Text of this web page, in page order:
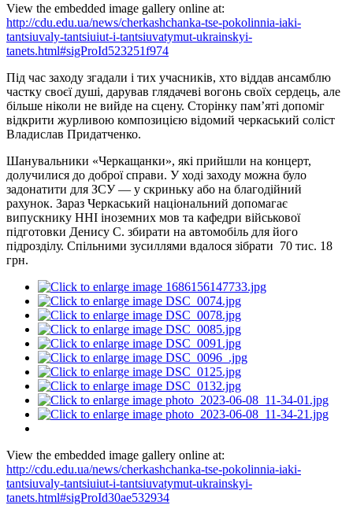
View the embedded image gallery online at:
http://cdu.edu.ua/news/cherkashchanka-tse-pokolinnia-iaki-
tantsiuvaly-tantsiuiut-i-tantsiuvatymut-ukrainskyi-
tanets.html#sigProId523251f974
Під час заходу згадали і тих учасників, хто віддав ансамблю
частку своєї душі, дарував глядачеві вогонь своїх сердець, але
більше ніколи не вийде на сцену. Сторінку пам’яті допоміг
відкрити журливою композицією відомий черкаський соліст
Владислав Придатченко.
Шанувальники «Черкащанки», які прийшли на концерт,
долучилися до доброї справи. У ході заходу можна було
задонатити для ЗСУ — у скриньку або на благодійний
рахунок. Зараз Черкаський національний допомагає
випускнику ННІ іноземних мов та кафедри військової
підготовки Денису С. збирати на автомобіль для його
підрозділу. Спільними зусиллями вдалося зібрати 70 тис. 18
грн.
View the embedded image gallery online at:
http://cdu.edu.ua/news/cherkashchanka-tse-pokolinnia-iaki-
tantsiuvaly-tantsiuiut-i-tantsiuvatymut-ukrainskyi-
tanets.html#sigProId30ae532934